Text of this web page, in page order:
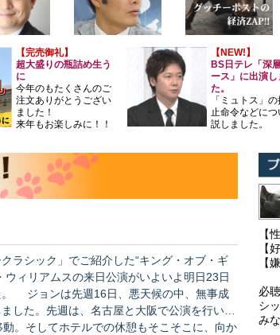
【完売御礼】
超大盛りの瓶詰め生う
に
今年のもたくさんのご
注文ありがとうござい
ました！
来年もお楽しみに！！
【NEW!】
BS日テレ「深
ース」に出演し
た。
「ミュトス」
止命令などにつ
説しました。
ラシック」でご紹介した“キング・オブ・ギ
ウィリアムスの来日公演がいよいよ明日23日
事成
した。先週は、名古屋と大阪で公演を行い、
。そしてホテルでの休憩もそこそこに、向か
【
【
【
必
シ
み